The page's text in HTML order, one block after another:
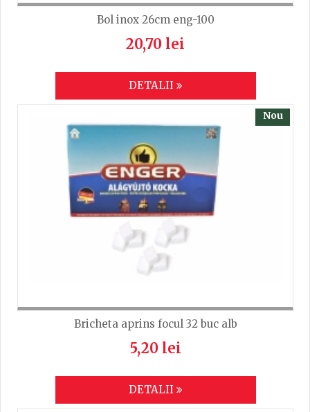
Bol inox 26cm eng-100
20,70 lei
DETALII
Nou
Bricheta aprins focul 32 buc alb
5,20 lei
DETALII